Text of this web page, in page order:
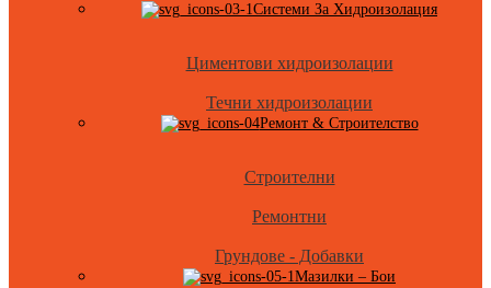
Системи За Хидроизолация
Циментови хидроизолации
Течни хидроизолации
Ремонт & Строителство
Строителни
Ремонтни
Грундове - Добавки
Мазилки – Бои